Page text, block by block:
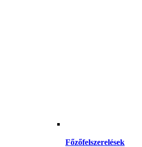
Főzőfelszerelések